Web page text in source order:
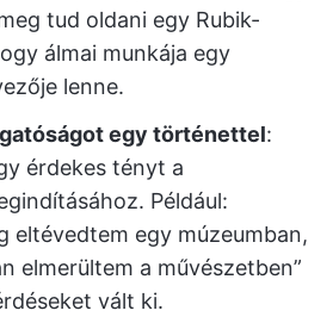
tud oldani egy Rubik-
álmai munkája egy
lenne.
egy történettel:
érdekes tényt a
Például:
eltévedtem egy múzeumban,
elmerültem a művészetben”
vált ki.